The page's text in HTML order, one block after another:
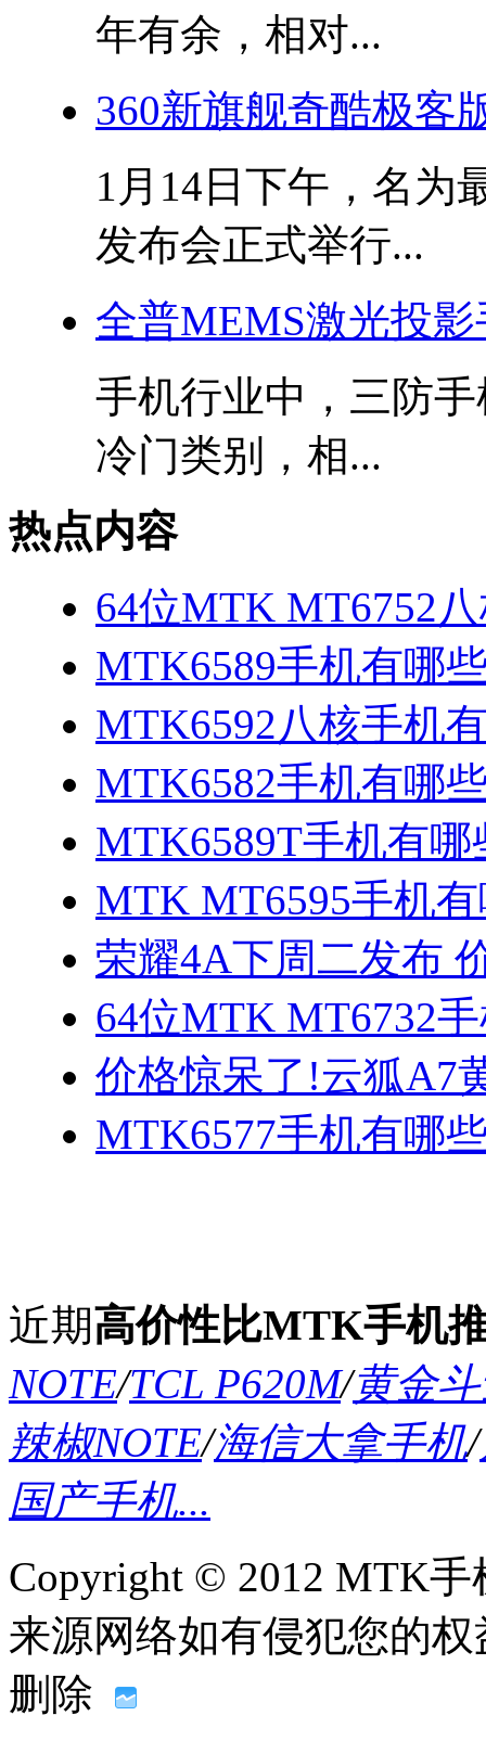
年有余，相对...
360新旗舰奇酷极客
1月14日下午，名为
发布会正式举行...
全普MEMS激光投
手机行业中，三防
冷门类别，相...
热点内容
64位MTK MT6752
MTK6589手机有哪
MTK6592八核手机
MTK6582手机有哪
MTK6589T手机有
MTK MT6595手机
荣耀4A下周二发布
64位MTK MT6732
价格惊呆了!云狐A7
MTK6577手机有哪
近期高价性比MTK手机
NOTE/TCL P620M/黄金
辣椒NOTE/海信大拿手机/
国产手机...
Copyright © 2012 MTK
来源网络如有侵犯您的
删除